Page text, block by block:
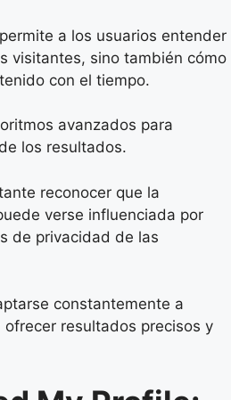
a los usuarios entender
visitantes, sino también cómo
con el tiempo.
avanzados para
los resultados.
reconocer que la
verse influenciada por
de privacidad de las
constantemente a
resultados precisos y